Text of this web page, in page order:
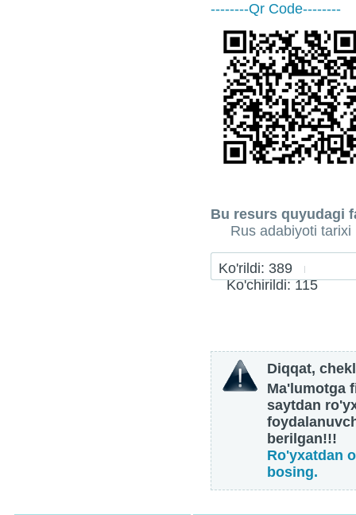
--------Qr Code--------
Bu resurs quyudagi
Rus adabiyoti tarixi
Ko'rildi: 389
Ko'chirildi: 115
Diqqat,
Ma'lumotga
saytdan
berilgan!!!
Ro'yxatdan
bosing.